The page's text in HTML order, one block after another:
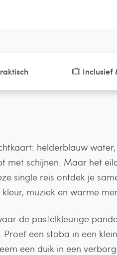
helderblauw water,
met schijnen. Maar het
single reis ontdek je
muziek en warme
de pastelkleurige
een stoba in een klein
een duik in een
Inclusief